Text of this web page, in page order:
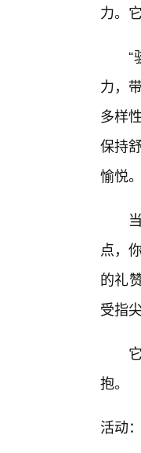
力。
“
力，
多样
保持
愉悦。
点，
的礼
受指
抱。
活动